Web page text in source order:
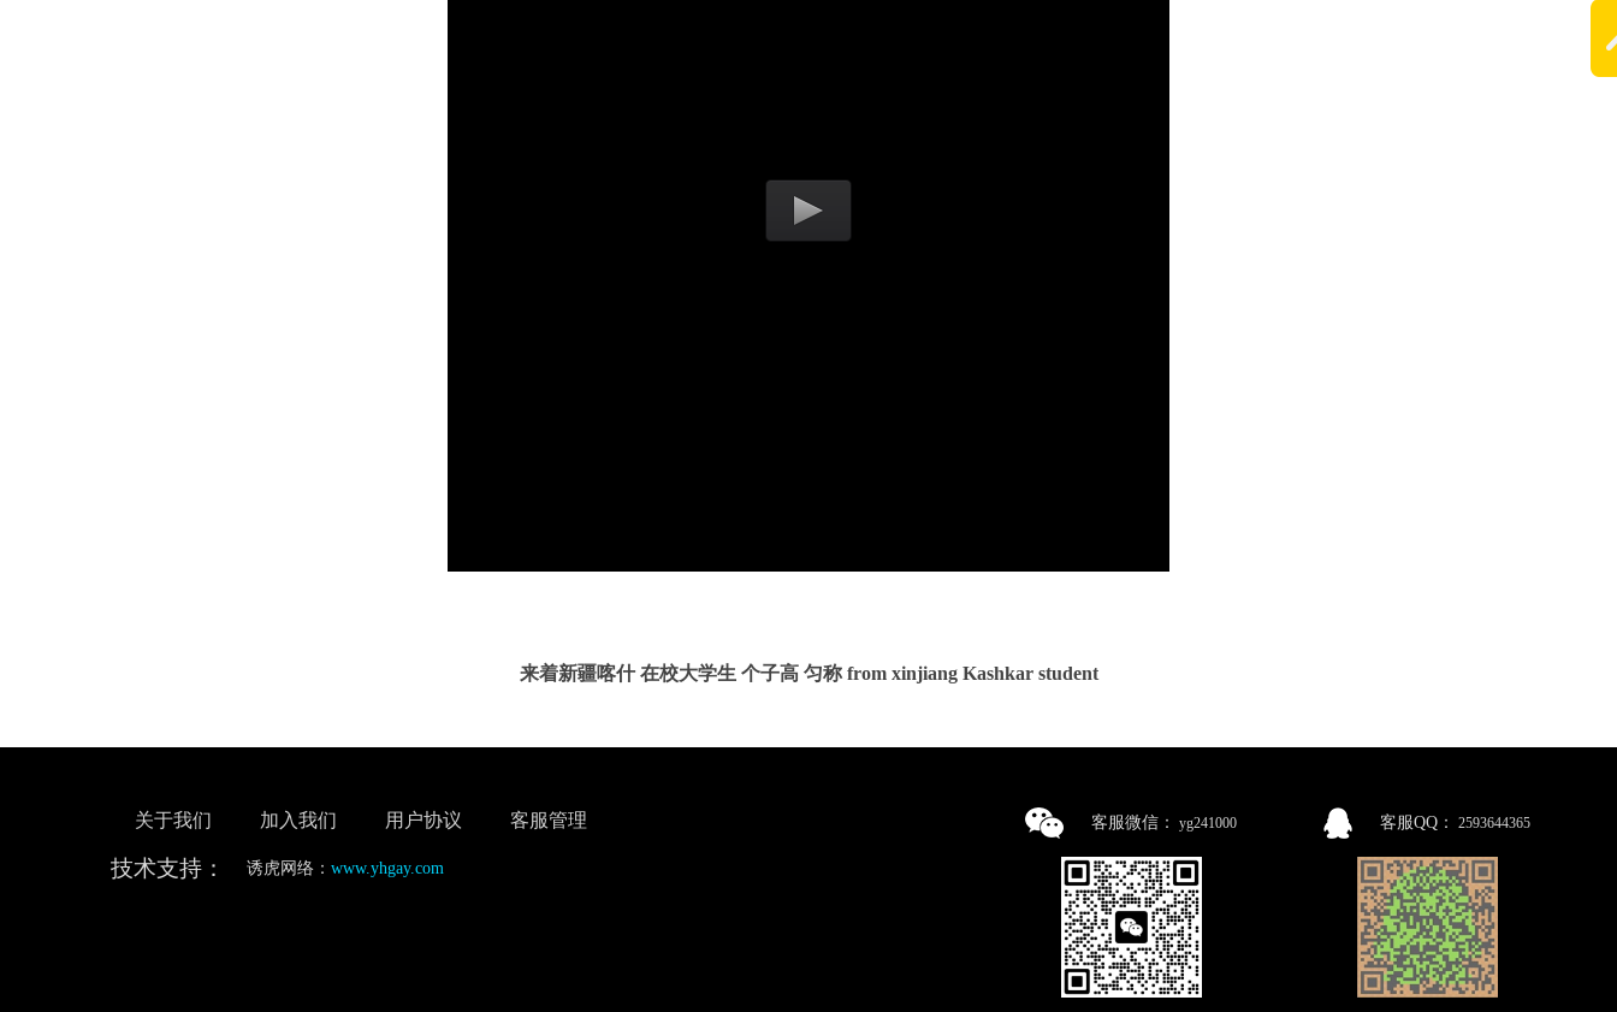
来着新疆喀什 在校大学生 个子高 匀称 from xinjiang Kashkar student
关于我们 加入我们 用户协议 客服管理
技术支持： 诱虎网络： www.yhgay.com
客服微信： yg241000 客服QQ： 2593644365